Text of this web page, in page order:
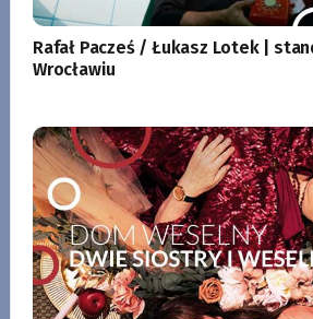
Rafał Pacześ / Łukasz Lotek |
Wrocławiu